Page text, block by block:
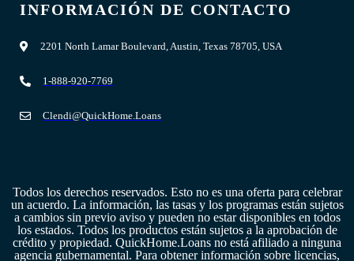
INFORMACIÓN DE CONTACTO
2201 North Lamar Boulevard, Austin, Texas 78705, USA
1-888-920-7769
Clendi@QuickHome.Loans
Todos los derechos reservados. Esto no es una oferta para celebrar
un acuerdo. La información, las tasas y los programas están sujetos
a cambios sin previo aviso y pueden no estar disponibles en todos
los estados. Todos los productos están sujetos a la aprobación de
crédito y propiedad. QuickHome.Loans no está afiliado a ninguna
agencia gubernamental. Para obtener información sobre licencias,